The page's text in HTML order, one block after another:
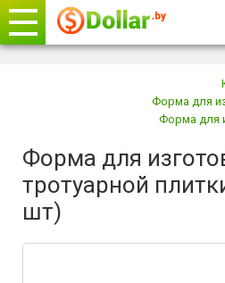
604-11-33
+375 17315-37-77
Форма для
Форма для
Форма для
тротуарной
шт)